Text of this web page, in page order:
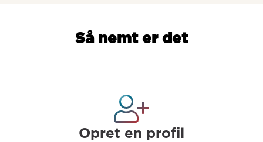
Så nemt er det
Opret en profil